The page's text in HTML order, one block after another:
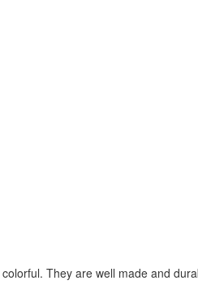
They are well made and